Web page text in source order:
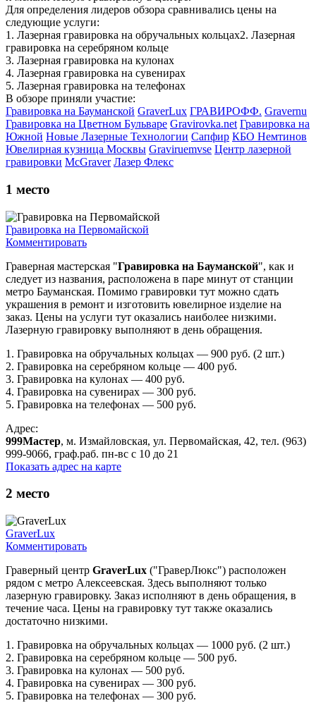
Для определения лидеров обзора сравнивались цены на
следующие услуги:
1. Лазерная гравировка на обручальных кольцах2. Лазерная
гравировка на серебряном кольце
3. Лазерная гравировка на кулонах
4. Лазерная гравировка на сувенирах
5. Лазерная гравировка на телефонах
В обзоре приняли участие:
Гравировка на Бауманской GraverLux ГРАВИРОФФ. Gravernu
Гравировка на Цветном Бульваре Gravirovka.net Гравировка на
Южной Новые Лазерные Технологии Сапфир КБО Немтинов
Ювелирная кузница Москвы Graviruemvse Центр лазерной
гравировки McGraver Лазер Флекс
1 место
Гравировка на Первомайской
Комментировать
Граверная мастерская "Гравировка на Бауманской", как и
следует из названия, расположена в паре минут от станции
метро Бауманская. Помимо гравировки тут можно сдать
украшения в ремонт и изготовить ювелирное изделие на
заказ. Цены на услуги тут оказались наиболее низкими.
Лазерную гравировку выполняют в день обращения.
1. Гравировка на обручальных кольцах — 900 руб. (2 шт.)
2. Гравировка на серебряном кольце — 400 руб.
3. Гравировка на кулонах — 400 руб.
4. Гравировка на сувенирах — 300 руб.
5. Гравировка на телефонах — 500 руб.
Адрес:
999Мастер, м. Измайловская, ул. Первомайская, 42, тел. (963)
999-9066, граф.раб. пн-вс с 10 до 21
Показать адрес на карте
2 место
GraverLux
Комментировать
Граверный центр GraverLux ("ГраверЛюкс") расположен
рядом с метро Алексеевская. Здеcь выполняют только
лазерную гравировку. Заказ исполняют в день обращения, в
течение часа. Цены на гравировку тут также оказались
достаточно низкими.
1. Гравировка на обручальных кольцах — 1000 руб. (2 шт.)
2. Гравировка на серебряном кольце — 500 руб.
3. Гравировка на кулонах — 500 руб.
4. Гравировка на сувенирах — 300 руб.
5. Гравировка на телефонах — 300 руб.